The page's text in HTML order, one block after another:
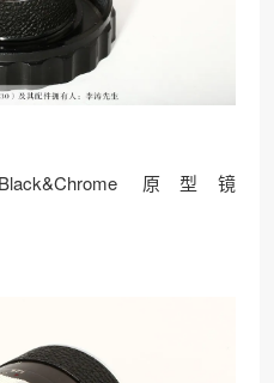
原型镜